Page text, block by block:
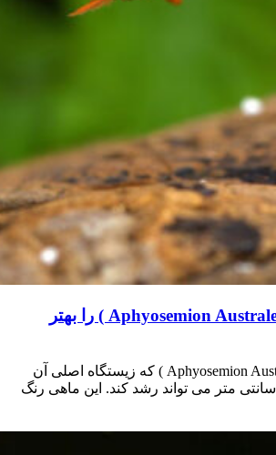
کیلی دم بربطی ( Aphyosemion Australe ) را بهتر
کیلی دم بربطی ( Aphyosemion Australe ) که زیستگاه اصلی آن
غرب آفریقاست، تا 6 سانتی متر می تواند رشد کند. این ماهی رنگ